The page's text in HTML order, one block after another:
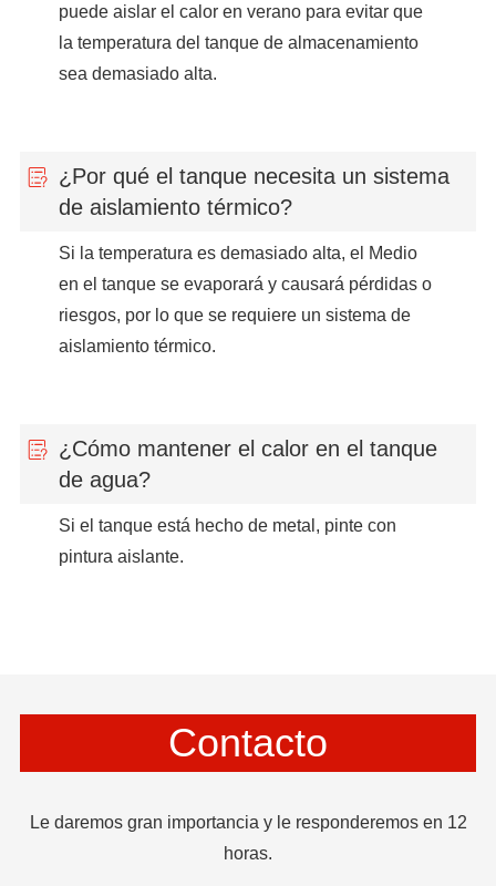
puede aislar el calor en verano para evitar que
la temperatura del tanque de almacenamiento
sea demasiado alta.
¿Por qué el tanque necesita un sistema
de aislamiento térmico?
Si la temperatura es demasiado alta, el Medio
en el tanque se evaporará y causará pérdidas o
riesgos, por lo que se requiere un sistema de
aislamiento térmico.
¿Cómo mantener el calor en el tanque
de agua?
Si el tanque está hecho de metal, pinte con
pintura aislante.
Contacto
Le daremos gran importancia y le responderemos en 12
horas.